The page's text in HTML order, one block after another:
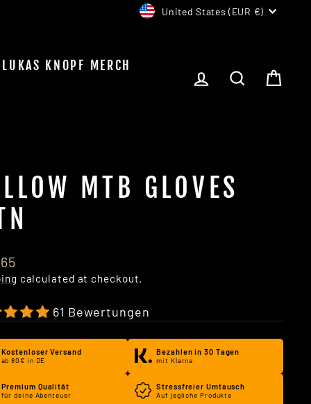
CURRENCY
United States (EUR €)
LUKAS KNOPF MERCH
LOG IN SEARCH
MTB GLOVES
calculated at checkout.
61 Bewertungen
Kostenloser Versand
ab 80€ in DE
Bezahlen in 30 Tagen
mit Klarna
Premium Qualität
für deine Abenteuer
Stressfreier Umtausch
Auf jegliche Produkte